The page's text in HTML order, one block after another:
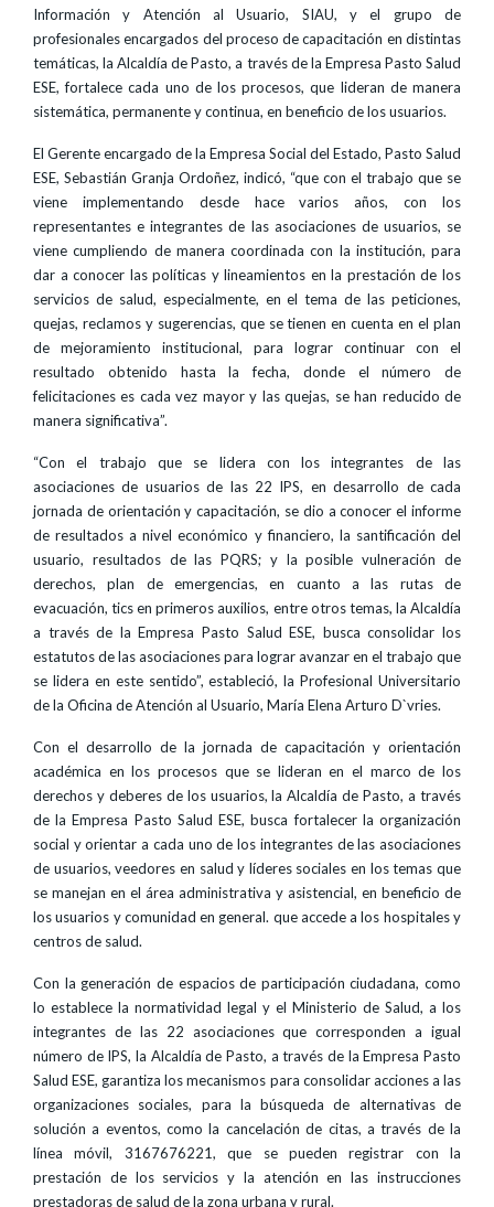
Información y Atención al Usuario, SIAU, y el grupo de
profesionales encargados del proceso de capacitación en distintas
temáticas, la Alcaldía de Pasto, a través de la Empresa Pasto Salud
ESE, fortalece cada uno de los procesos, que lideran de manera
sistemática, permanente y continua, en beneficio de los usuarios.
El Gerente encargado de la Empresa Social del Estado, Pasto Salud
ESE, Sebastián Granja Ordoñez, indicó, “que con el trabajo que se
viene implementando desde hace varios años, con los
representantes e integrantes de las asociaciones de usuarios, se
viene cumpliendo de manera coordinada con la institución, para
dar a conocer las políticas y lineamientos en la prestación de los
servicios de salud, especialmente, en el tema de las peticiones,
quejas, reclamos y sugerencias, que se tienen en cuenta en el plan
de mejoramiento institucional, para lograr continuar con el
resultado obtenido hasta la fecha, donde el número de
felicitaciones es cada vez mayor y las quejas, se han reducido de
manera significativa”.
“Con el trabajo que se lidera con los integrantes de las
asociaciones de usuarios de las 22 IPS, en desarrollo de cada
jornada de orientación y capacitación, se dio a conocer el informe
de resultados a nivel económico y financiero, la santificación del
usuario, resultados de las PQRS; y la posible vulneración de
derechos, plan de emergencias, en cuanto a las rutas de
evacuación, tics en primeros auxilios, entre otros temas, la Alcaldía
a través de la Empresa Pasto Salud ESE, busca consolidar los
estatutos de las asociaciones para lograr avanzar en el trabajo que
se lidera en este sentido”, estableció, la Profesional Universitario
de la Oficina de Atención al Usuario, María Elena Arturo D`vries.
Con el desarrollo de la jornada de capacitación y orientación
académica en los procesos que se lideran en el marco de los
derechos y deberes de los usuarios, la Alcaldía de Pasto, a través
de la Empresa Pasto Salud ESE, busca fortalecer la organización
social y orientar a cada uno de los integrantes de las asociaciones
de usuarios, veedores en salud y líderes sociales en los temas que
se manejan en el área administrativa y asistencial, en beneficio de
los usuarios y comunidad en general. que accede a los hospitales y
centros de salud.
Con la generación de espacios de participación ciudadana, como
lo establece la normatividad legal y el Ministerio de Salud, a los
integrantes de las 22 asociaciones que corresponden a igual
número de IPS, la Alcaldía de Pasto, a través de la Empresa Pasto
Salud ESE, garantiza los mecanismos para consolidar acciones a las
organizaciones sociales, para la búsqueda de alternativas de
solución a eventos, como la cancelación de citas, a través de la
línea móvil, 3167676221, que se pueden registrar con la
prestación de los servicios y la atención en las instrucciones
prestadoras de salud de la zona urbana y rural.